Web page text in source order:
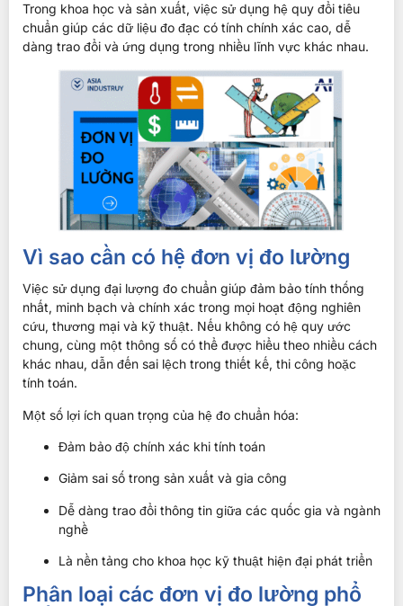
Trong khoa học và sản xuất, việc sử dụng hệ quy đổi tiêu
chuẩn giúp các dữ liệu đo đạc có tính chính xác cao, dễ
dàng trao đổi và ứng dụng trong nhiều lĩnh vực khác nhau.
Vì sao cần có hệ đơn vị đo lường
Việc sử dụng đại lượng đo chuẩn giúp đảm bảo tính thống
nhất, minh bạch và chính xác trong mọi hoạt động nghiên
cứu, thương mại và kỹ thuật. Nếu không có hệ quy ước
chung, cùng một thông số có thể được hiểu theo nhiều cách
khác nhau, dẫn đến sai lệch trong thiết kế, thi công hoặc
tính toán.
Một số lợi ích quan trọng của hệ đo chuẩn hóa:
Đảm bảo độ chính xác khi tính toán
Giảm sai số trong sản xuất và gia công
Dễ dàng trao đổi thông tin giữa các quốc gia và ngành
nghề
Là nền tảng cho khoa học kỹ thuật hiện đại phát triển
Phân loại các đơn vị đo lường phổ